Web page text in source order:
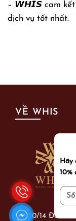
– 𝙒𝙃𝙄𝙎 cam kết
dịch vụ tốt nhất.
VỀ WHIS
10/14 Đoàn
Hãy
10%